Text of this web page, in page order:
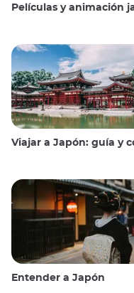
Películas y animación
Viajar a Japón: guía y
Entender a Japón